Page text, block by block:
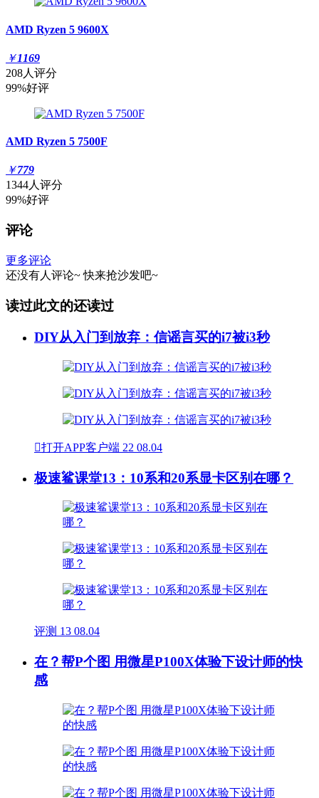
AMD Ryzen 5 9600X
￥1169
208人评分
99%好评
AMD Ryzen 5 7500F
￥779
1344人评分
99%好评
评论
更多评论
还没有人评论~ 快来抢沙发吧~
读过此文的还读过
DIY从入门到放弃：信谣言买的i7被i3秒
打开APP客户端 22 08.04
极速鲨课堂13：10系和20系显卡区别在哪？
评测 13 08.04
在？帮P个图 用微星P100X体验下设计师的快
感